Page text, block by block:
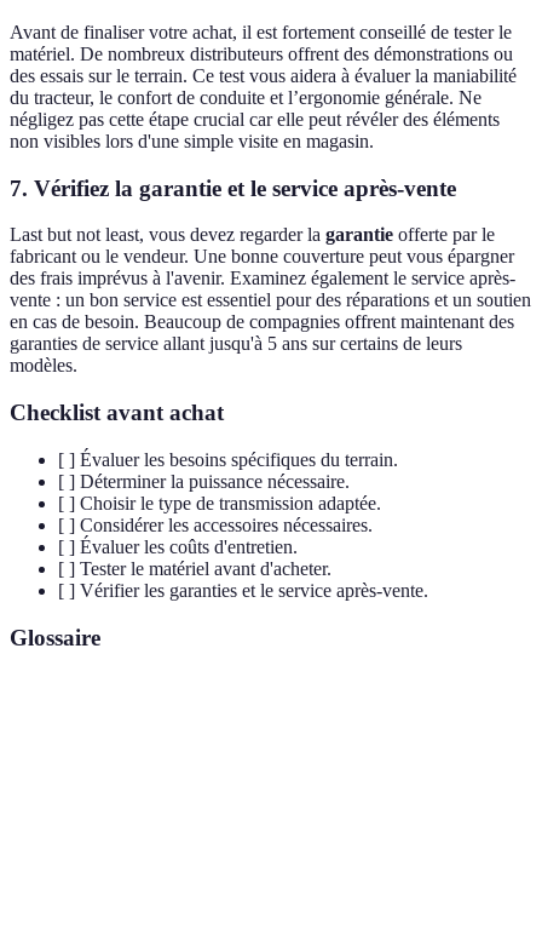
Avant de finaliser votre achat, il est fortement conseillé de tester le
matériel. De nombreux distributeurs offrent des démonstrations ou
des essais sur le terrain. Ce test vous aidera à évaluer la maniabilité
du tracteur, le confort de conduite et l’ergonomie générale. Ne
négligez pas cette étape crucial car elle peut révéler des éléments
non visibles lors d'une simple visite en magasin.
7. Vérifiez la garantie et le service après-vente
Last but not least, vous devez regarder la garantie offerte par le
fabricant ou le vendeur. Une bonne couverture peut vous épargner
des frais imprévus à l'avenir. Examinez également le service après-
vente : un bon service est essentiel pour des réparations et un soutien
en cas de besoin. Beaucoup de compagnies offrent maintenant des
garanties de service allant jusqu'à 5 ans sur certains de leurs
modèles.
Checklist avant achat
[ ] Évaluer les besoins spécifiques du terrain.
[ ] Déterminer la puissance nécessaire.
[ ] Choisir le type de transmission adaptée.
[ ] Considérer les accessoires nécessaires.
[ ] Évaluer les coûts d'entretien.
[ ] Tester le matériel avant d'acheter.
[ ] Vérifier les garanties et le service après-vente.
Glossaire